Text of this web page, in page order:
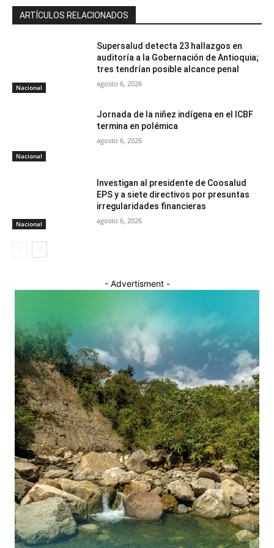
ARTÍCULOS RELACIONADOS
Nacional
Supersalud detecta 23 hallazgos en
auditoría a la Gobernación de Antioquia;
tres tendrían posible alcance penal
agosto 6, 2026
Nacional
Jornada de la niñez indígena en el ICBF
termina en polémica
agosto 6, 2026
Nacional
Investigan al presidente de Coosalud
EPS y a siete directivos por presuntas
irregularidades financieras
agosto 6, 2026
- Advertisment -